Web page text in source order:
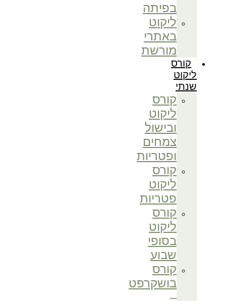
בפיתה
ליקוט
באתרי
מורשת
קורס
ליקוט
שנתי
קורס
ליקוט
ובישול
צמחים
ופטריות
קורס
ליקוט
פטריות
קורס
ליקוט
בסופי
שבוע
קורס
בושקרפט
–